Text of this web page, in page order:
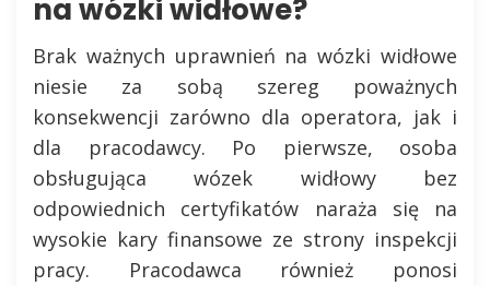
na wózki widłowe?
Brak ważnych uprawnień na wózki widłowe
niesie za sobą szereg poważnych
konsekwencji zarówno dla operatora, jak i
dla pracodawcy. Po pierwsze, osoba
obsługująca wózek widłowy bez
odpowiednich certyfikatów naraża się na
wysokie kary finansowe ze strony inspekcji
pracy. Pracodawca również ponosi